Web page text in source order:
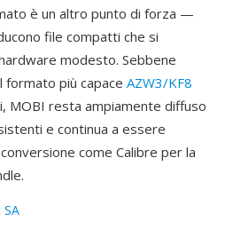
è un altro punto di forza —
file compatti che si
modesto. Sebbene
formato più capace AZW3/KF8
MOBI resta ampiamente diffuso
e continua a essere
come Calibre per la